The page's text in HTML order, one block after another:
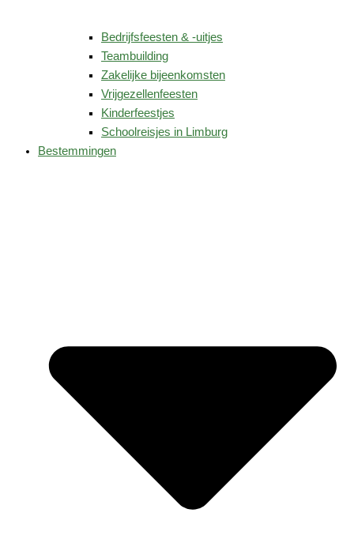
Bedrijfsfeesten & -uitjes
Teambuilding
Zakelijke bijeenkomsten
Vrijgezellenfeesten
Kinderfeestjes
Schoolreisjes in Limburg
Bestemmingen